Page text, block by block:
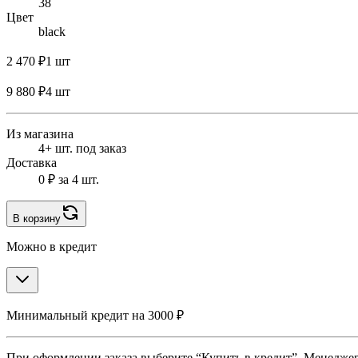
38
Цвет
black
2 470 ₽1 шт
9 880 ₽4 шт
Из магазина
4+ шт. под заказ
Доставка
0 ₽ за 4 шт.
В корзину
Можно в кредит
Минимальный кредит на 3000 ₽